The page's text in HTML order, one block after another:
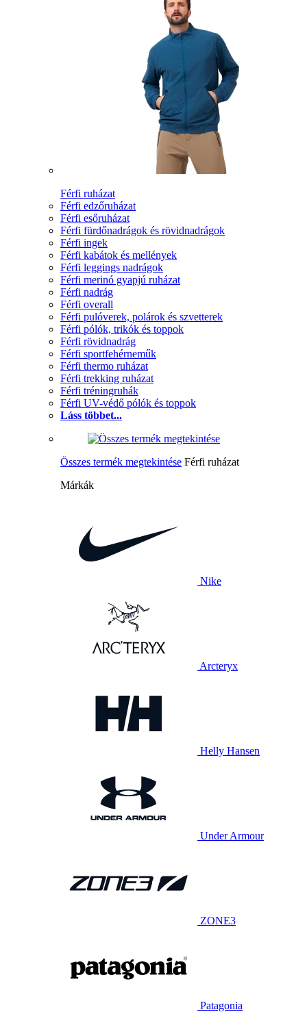
Férfi ruházat
Férfi edzőruházat
Férfi esőruházat
Férfi fürdőnadrágok és rövidnadrágok
Férfi ingek
Férfi kabátok és mellények
Férfi leggings nadrágok
Férfi merinó gyapjú ruházat
Férfi nadrág
Férfi overall
Férfi pulóverek, polárok és szvetterek
Férfi pólók, trikók és toppok
Férfi rövidnadrág
Férfi sportfehérneműk
Férfi thermo ruházat
Férfi trekking ruházat
Férfi tréningruhák
Férfi UV-védő pólók és toppok
Láss többet...
Összes termék megtekintése Férfi ruházat
Márkák
Nike
Arcteryx
Helly Hansen
Under Armour
ZONE3
Patagonia